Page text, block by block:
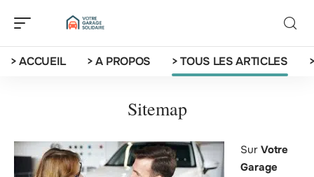
> ACCUEIL > A PROPOS > TOUS LES ARTICLES
Sitemap
Sur Votre
Garage